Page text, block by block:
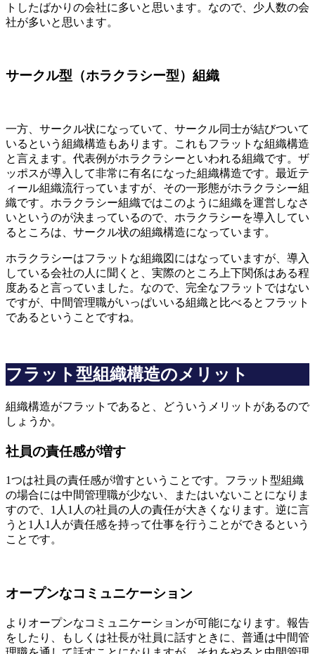
トしたばかりの会社に多いと思います。なので、少人数の会
社が多いと思います。
サークル型（ホラクラシー型）組織
一方、サークル状になっていて、サークル同士が結びついて
いるという組織構造もあります。これもフラットな組織構造
と言えます。代表例がホラクラシーといわれる組織です。ザ
ッポスが導入して非常に有名になった組織構造です。最近テ
ィール組織流行っていますが、その一形態がホラクラシー組
織です。ホラクラシー組織ではこのように組織を運営しなさ
いというのが決まっているので、ホラクラシーを導入してい
るところは、サークル状の組織構造になっています。
ホラクラシーはフラットな組織図にはなっていますが、導入
している会社の人に聞くと、実際のところ上下関係はある程
度あると言っていました。なので、完全なフラットではない
ですが、中間管理職がいっぱいいる組織と比べるとフラット
であるということですね。
フラット型組織構造のメリット
組織構造がフラットであると、どういうメリットがあるので
しょうか。
社員の責任感が増す
1つは社員の責任感が増すということです。フラット型組織
の場合には中間管理職が少ない、またはいないことになりま
すので、1人1人の社員の人の責任が大きくなります。逆に言
うと1人1人が責任感を持って仕事を行うことができるという
ことです。
オープンなコミュニケーション
よりオープンなコミュニケーションが可能になります。報告
をしたり、もしくは社長が社員に話すときに、普通は中間管